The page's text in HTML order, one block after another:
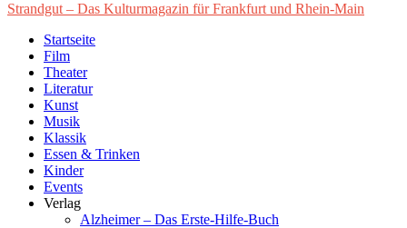
Strandgut – Das Kulturmagazin für Frankfurt und Rhein-Main
Startseite
Film
Theater
Literatur
Kunst
Musik
Klassik
Essen & Trinken
Kinder
Events
Verlag
Alzheimer – Das Erste-Hilfe-Buch